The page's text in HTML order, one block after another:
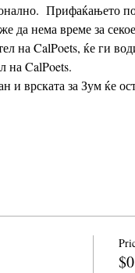
Прифаќањето
да нема време за
на CalPoets.